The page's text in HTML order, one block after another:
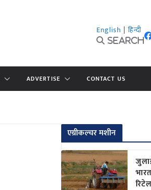
English | हिन्दी
Search
ADVERTISE CONTACT US
एग्रीकल्चर मशीन